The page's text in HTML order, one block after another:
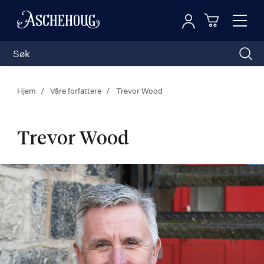
Toggle
Logg inn
Hjem Våre forfattere Trevor Wood
Trevor Wood